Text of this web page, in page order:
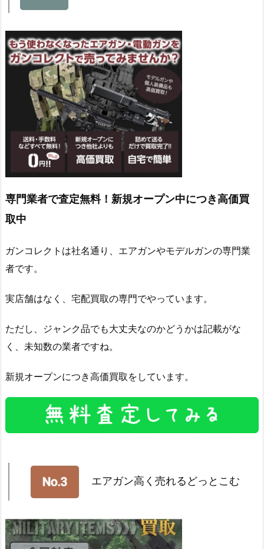
専門業者で査定無料！新規オープン中につき高価買
取中
ガンコレクトは社名通り、エアガンやモデルガンの専門業
者です。
実店舗はなく、宅配買取の専門でやっています。
ただし、ジャンク品でも大丈夫なのかどうかは記載がな
く、未知数の業者ですね。
新規オープンにつき高価買取をしています。
エアガン高く売れるどっとこむ